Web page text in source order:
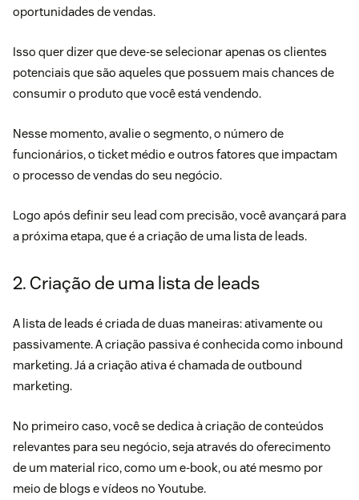
oportunidades de vendas.
Isso quer dizer que deve-se selecionar apenas os clientes
potenciais que são aqueles que possuem mais chances de
consumir o produto que você está vendendo.
Nesse momento, avalie o segmento, o número de
funcionários, o ticket médio e outros fatores que impactam
o processo de vendas do seu negócio.
Logo após definir seu lead com precisão, você avançará para
a próxima etapa, que é a criação de uma lista de leads.
2. Criação de uma lista de leads
A lista de leads é criada de duas maneiras: ativamente ou
passivamente. A criação passiva é conhecida como inbound
marketing. Já a criação ativa é chamada de outbound
marketing.
No primeiro caso, você se dedica à criação de conteúdos
relevantes para seu negócio, seja através do oferecimento
de um material rico, como um e-book, ou até mesmo por
meio de blogs e vídeos no Youtube.